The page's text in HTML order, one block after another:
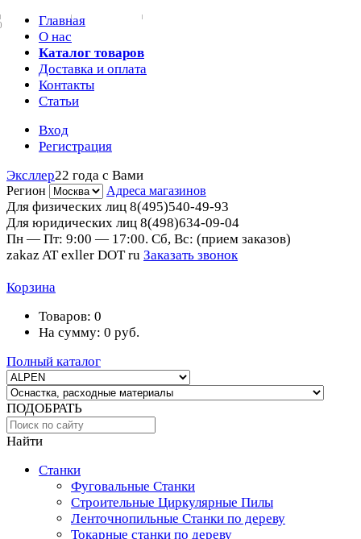
Главная
О нас
Каталог товаров
Доставка и оплата
Контакты
Статьи
Вход
Регистрация
Эксллер22 года с Вами
Регион Адреса магазинов
Для физических лиц 8(495)540-49-93
Для юридических лиц 8(498)634-09-04
Пн — Пт: 9:00 — 17:00. Сб, Вс: (прием заказов)
zakaz AT exller DOT ru Заказать звонок
Корзина
Товаров: 0
На сумму: 0 руб.
Полный каталог
ПОДОБРАТЬ
Найти
Станки
Фуговальные Станки
Строительные Циркулярные Пилы
Ленточнопильные Станки по дереву
Токарные станки по дереву